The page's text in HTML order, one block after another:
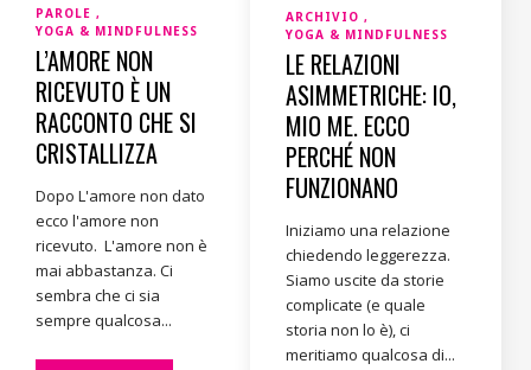
PAROLE
YOGA & MINDFULNESS
L’AMORE NON
RICEVUTO È UN
RACCONTO CHE SI
CRISTALLIZZA
Dopo L'amore non dato
ecco l'amore non
ricevuto. L'amore non è
mai abbastanza. Ci
sembra che ci sia
sempre qualcosa...
ARCHIVIO
YOGA & MINDFULNESS
LE RELAZIONI
ASIMMETRICHE: IO,
MIO ME. ECCO
PERCHÉ NON
FUNZIONANO
Iniziamo una relazione
chiedendo leggerezza.
Siamo uscite da storie
complicate (e quale
storia non lo è), ci
meritiamo qualcosa di...